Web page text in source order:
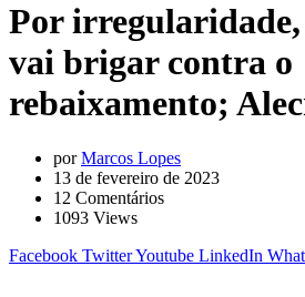
Por
vai brigar contra o
rebaixamento;
porMarcos Lopes
13 de fevereiro de 2023
12 Comentários
1093 Views
Facebook TwitterYoutube LinkedIn